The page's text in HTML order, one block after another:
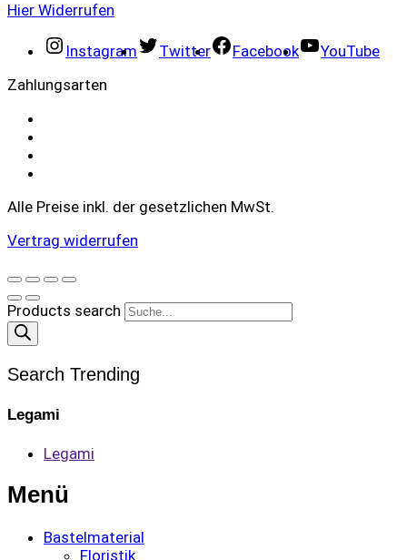
Hier Widerrufen
Instagram Twitter Facebook
YouTube
Zahlungsarten
Alle Preise inkl. der gesetzlichen MwSt.
Vertrag widerrufen
Products search
Search Trending
Legami
Legami
Menü
Bastelmaterial
Floristik